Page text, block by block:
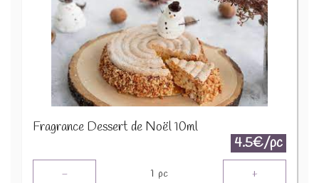
Fragrance Dessert de Noël 10ml
4.5€/pc
- 1 pc +